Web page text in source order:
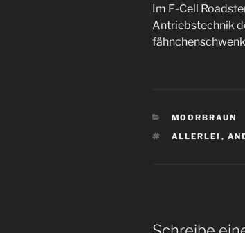
Im F-Cell
Antriebstechnik
KATEGORIEN
MOORBRAUN
ALLERLEI ,